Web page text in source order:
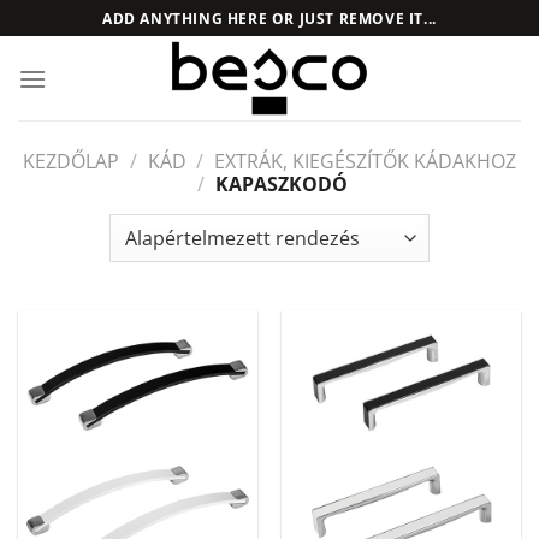
to
content
ADD ANYTHING HERE OR JUST REMOVE IT...
KEZDŐLAP / KÁD / EXTRÁK, KIEGÉSZÍTŐK KÁDAKHOZ
/ KAPASZKODÓ